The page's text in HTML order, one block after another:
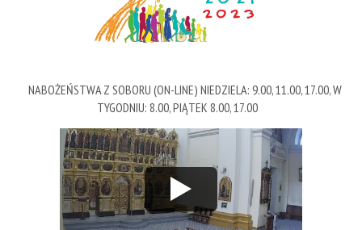
NABOŻEŃSTWA Z SOBORU (ON-LINE) NIEDZIELA: 9.00, 11.00, 17.00, W
TYGODNIU: 8.00, PIĄTEK 8.00, 17.00